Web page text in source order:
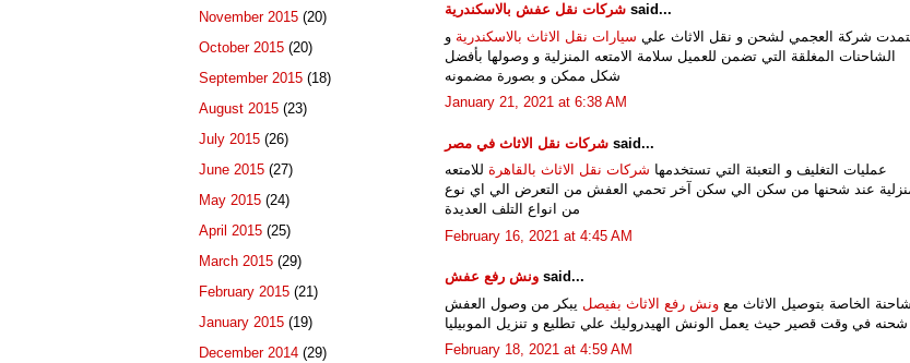
شركات نقل عفش بالاسكندرية said...
شركة العجمي لشحن و نقل الاثاث علي سيارات نقل الاثاث بالاسكندرية و
الشاحنات المغلقة التي تضمن للعميل سلامة الامتعه المنزلية و وصولها بأفضل
شكل ممكن و بصورة مضمونه
January 21, 2021 at 6:38 AM
شركات نقل الاثاث في مصر said...
عمليات التغليف و التعبئة التي تستخدمها شركات نقل الاثاث بالقاهرة للامتعه
عند شحنها من سكن الي سكن آخر تحمي العفش من التعرض الي اي نوع
من انواع التلف العديدة
February 16, 2021 at 4:45 AM
ونش رفع عفش said...
الخاصة بتوصيل الاثاث مع ونش رفع الاثاث بفيصل يبكر من وصول العفش
في وقت قصير حيث يعمل الونش الهيدروليك علي تطليع و تنزيل الموبيليا
February 18, 2021 at 4:59 AM
November 2015 (20)
October 2015 (20)
September 2015 (18)
August 2015 (23)
July 2015 (26)
June 2015 (27)
May 2015 (24)
April 2015 (25)
March 2015 (29)
February 2015 (21)
January 2015 (19)
December 2014 (29)